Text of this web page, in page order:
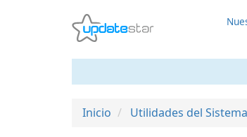
Inicio Utilidades del Sistema